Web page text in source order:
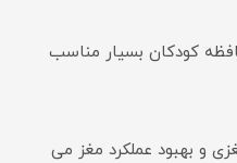
کودکان بسیار مناسب
و بهبود عملکرد مغز می